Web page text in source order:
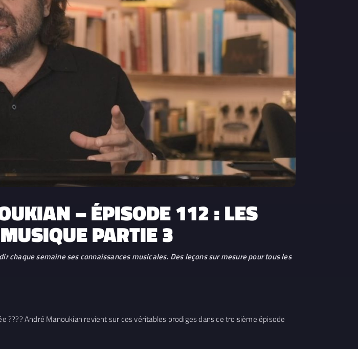
– ÉPISODE 112 : LES
PARTIE 3
chaque semaine ses connaissances musicales. Des leçons sur mesure pour tous les
André Manoukian revient sur ces véritables prodiges dans ce troisième épisode